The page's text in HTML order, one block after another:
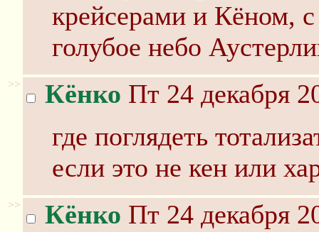
крейсерами и Кёном,
голубое небо
>> Кёнко Пт 24 декабря
где поглядеть
если это не кен или
>> Кёнко Пт 24 декабря